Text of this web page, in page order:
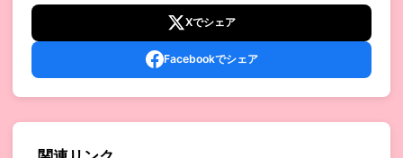
Xでシェア
Facebookでシェア